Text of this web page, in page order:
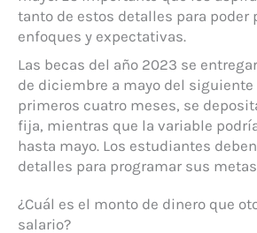
tanto de estos detalles para poder
enfoques y expectativas.
Las becas del año 2023 se
de diciembre a mayo del siguiente
primeros cuatro meses, se
fija, mientras que la variable
hasta mayo. Los estudiantes
detalles para programar sus
¿Cuál es el monto de dinero que
salario?